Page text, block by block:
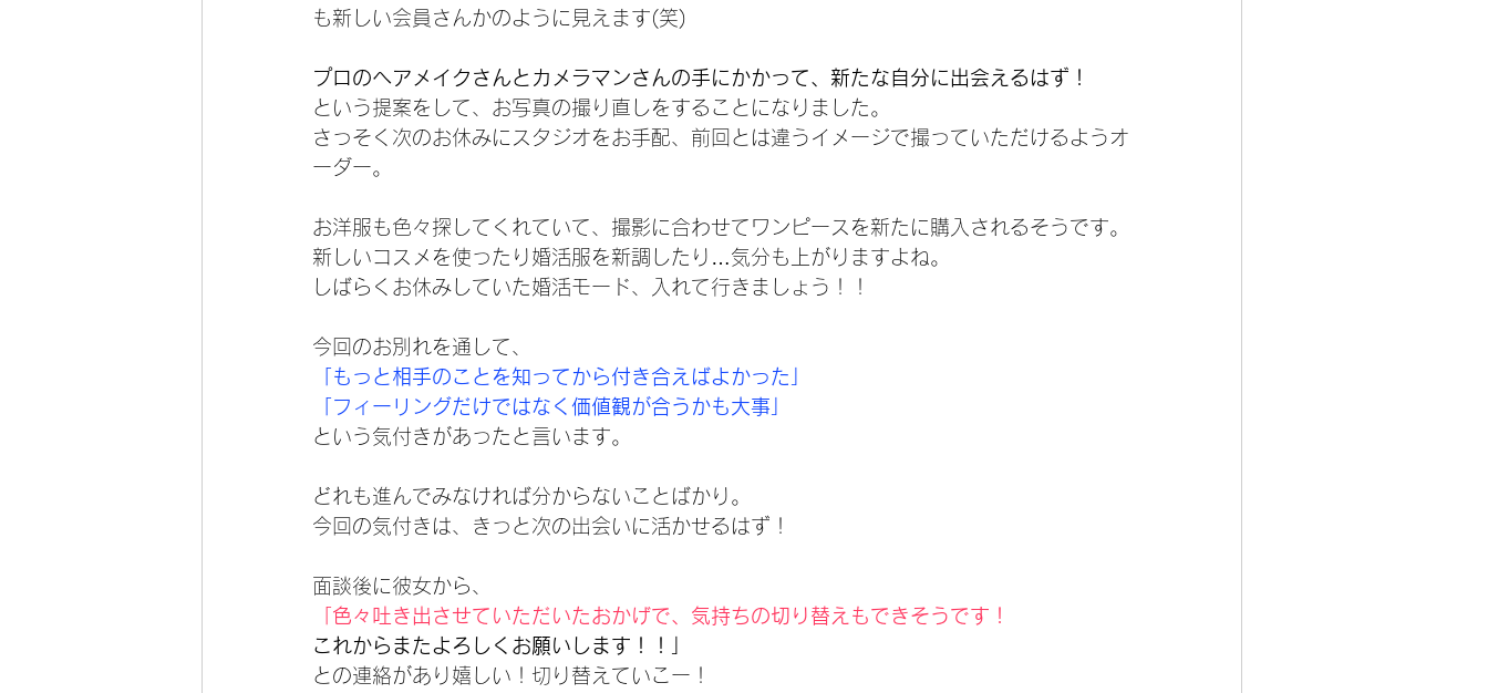
も新しい会員さんかのように見えます(笑)
プロのヘアメイクさんとカメラマンさんの手にかかって、新たな自分に出会えるはず！
という提案をして、お写真の撮り直しをすることになりました。
さっそく次のお休みにスタジオをお手配、前回とは違うイメージで撮っていただけるようオ
ーダー。
お洋服も色々探してくれていて、撮影に合わせてワンピースを新たに購入されるそうです。
新しいコスメを使ったり婚活服を新調したり…気分も上がりますよね。
しばらくお休みしていた婚活モード、入れて行きましょう！！
今回のお別れを通して、
「もっと相手のことを知ってから付き合えばよかった」
「フィーリングだけではなく価値観が合うかも大事」
という気付きがあったと言います。
どれも進んでみなければ分からないことばかり。
今回の気付きは、きっと次の出会いに活かせるはず！
面談後に彼女から、
「色々吐き出させていただいたおかげで、気持ちの切り替えもできそうです！
これからまたよろしくお願いします！！」
との連絡があり嬉しい！切り替えていこー！